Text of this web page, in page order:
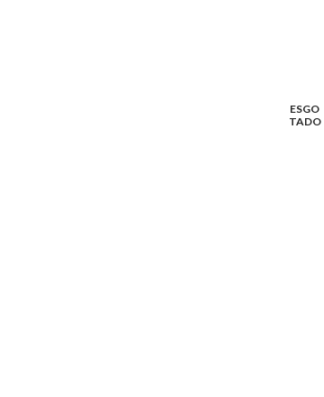
ESGO
TADO